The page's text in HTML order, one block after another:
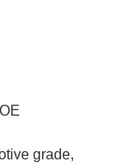
grade,